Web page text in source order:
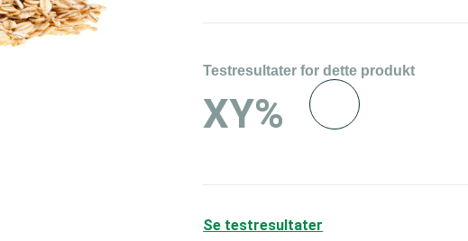
Testresultater for dette produkt
XY%
Se testresultater